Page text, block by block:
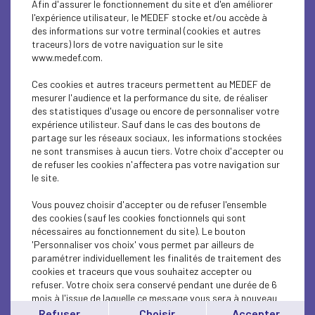
SOCIAL
CSR
PARITY-DIVERSITY
ECONOMY
ECONOMY
MEDEF LIFE
MEDEF LIFE
MEDEF LIFE
ECONOMY
Afin d'assurer le fonctionnement du site et d'en améliorer
l'expérience utilisateur, le MEDEF stocke et/ou accède à
des informations sur votre terminal (cookies et autres
traceurs) lors de votre naviguation sur le site
www.medef.com.
Ces cookies et autres traceurs permettent au MEDEF de
mesurer l'audience et la performance du site, de réaliser
des statistiques d'usage ou encore de personnaliser votre
expérience utilisteur. Sauf dans le cas des boutons de
partage sur les réseaux sociaux, les informations stockées
ne sont transmises à aucun tiers. Votre choix d'accepter ou
de refuser les cookies n'affectera pas votre navigation sur
le site.
Vous pouvez choisir d'accepter ou de refuser l'ensemble
des cookies (sauf les cookies fonctionnels qui sont
nécessaires au fonctionnement du site). Le bouton
'Personnaliser vos choix' vous permet par ailleurs de
paramétrer individuellement les finalités de traitement des
cookies et traceurs que vous souhaitez accepter ou
refuser. Votre choix sera conservé pendant une durée de 6
mois à l'issue de laquelle ce message vous sera à nouveau
affiché..